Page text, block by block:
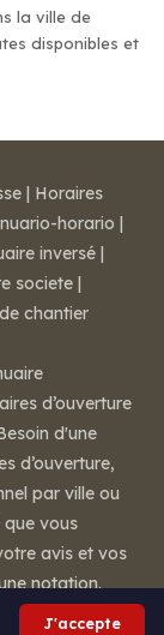
la ville de
disponibles et
J'accepte
| Horaires
horario |
inversé |
societe |
chantier
d’ouverture
d'une
d’ouverture,
par ville ou
vous
avis et vos
notation.